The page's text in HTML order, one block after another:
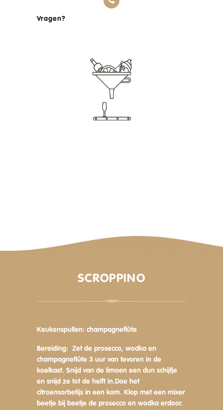
Vragen?
SCROPPINO
Keukenspullen: champagneflûte
Bereiding:
Zet de prosecco, wodka en
champagneflûte 3 uur van tevoren in de
koelkast. Snijd van de limoen een dun schijfje
en snijd ze tot de helft in.Doe het
citroensorbetijs in een kom. Klop met een mixer
beetje bij beetje de prosecco en wodka erdoor.